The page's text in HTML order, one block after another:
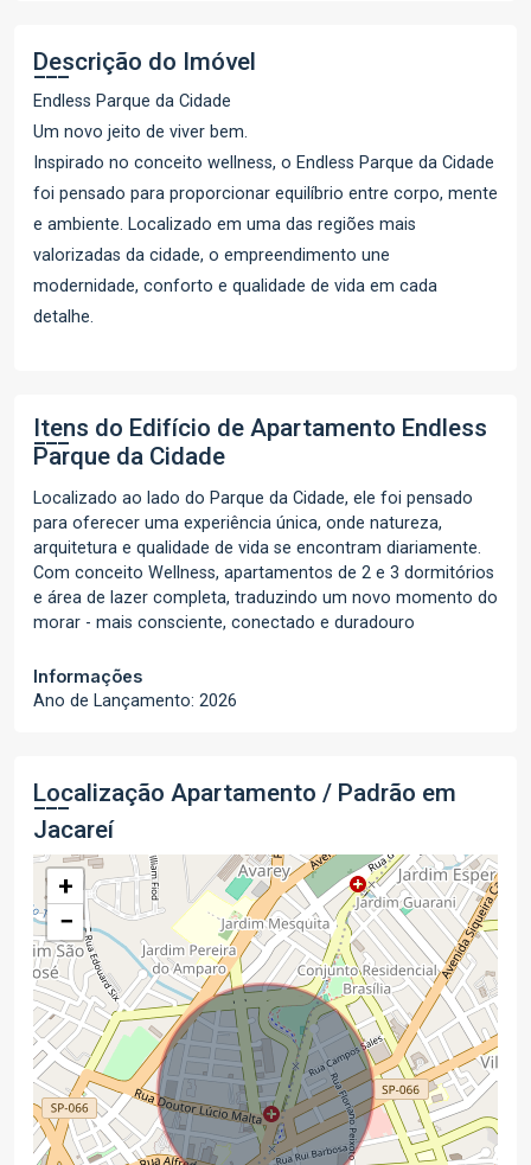
Descrição do Imóvel
Endless Parque da Cidade
Um novo jeito de viver bem.
Inspirado no conceito wellness, o Endless Parque da Cidade
foi pensado para proporcionar equilíbrio entre corpo, mente
e ambiente. Localizado em uma das regiões mais
valorizadas da cidade, o empreendimento une
modernidade, conforto e qualidade de vida em cada
detalhe.
Itens do Edifício de Apartamento Endless
Parque da Cidade
Localizado ao lado do Parque da Cidade, ele foi pensado
para oferecer uma experiência única, onde natureza,
arquitetura e qualidade de vida se encontram diariamente.
Com conceito Wellness, apartamentos de 2 e 3 dormitórios
e área de lazer completa, traduzindo um novo momento do
morar - mais consciente, conectado e duradouro
Informações
Ano de Lançamento: 2026
Localização Apartamento / Padrão em
Jacareí
+
−